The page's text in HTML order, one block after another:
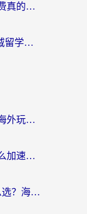
海外党必看：免费加速器永久免费真的存在吗？教你选对回国加速器无缝刷国内资源
ChickCN和夏时国际好用吗？挪威留学生亲测3款回国加速器，附穿梭和加速喵对比指南
热血传奇回国加速器下载指南：海外玩家如何流畅砍怪不卡顿？
海外党必看：国外炫舞时代用什么加速器比较好？解决延迟卡顿的终极方案
美国玩剑网3指尖江湖加速器怎么选？海外党亲测避坑指南